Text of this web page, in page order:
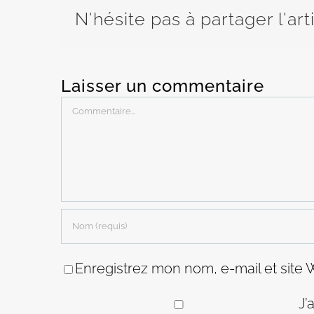
N'hésite pas à partager
Laisser un commentaire
Commentaire
Enregistrez mon nom, e-mail et site